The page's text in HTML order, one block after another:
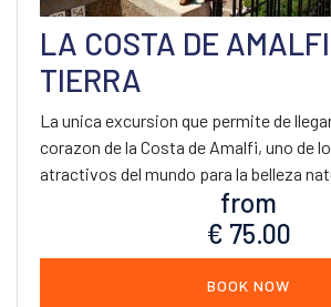
LA COSTA DE
TIERRA
La unica excursion que permite de
corazon de la Costa de Amalfi, uno de
atractivos del mundo para la belleza
from
€ 75.00
BOOK NOW